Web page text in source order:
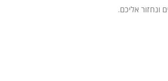
ונחזור אליכם.